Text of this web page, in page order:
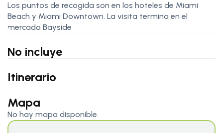
Los puntos de recogida son en los hoteles de Miami
Beach y Miami Downtown. La visita termina en el
mercado Bayside
No incluye
Itinerario
Mapa
No hay mapa disponible.